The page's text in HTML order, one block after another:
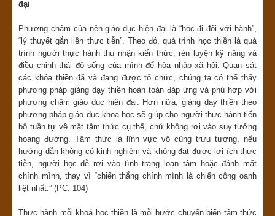
đại
Phương châm của nền giáo dục hiện đại là “học đi đôi với hành”,
“lý thuyết gắn liền thực tiễn”. Theo đó, quá trình học thiền là quá
trình người thực hành thu nhận kiến thức, rèn luyện kỹ năng và
điều chỉnh thái độ sống của mình để hòa nhập xã hội. Quan sát
các khóa thiền đã và đang được tổ chức, chúng ta có thể thấy
phương pháp giảng dạy thiền hoàn toàn đáp ứng và phù hợp với
phương châm giáo dục hiện đại. Hơn nữa, giảng dạy thiền theo
phương pháp giáo dục khoa học sẽ giúp cho người thực hành tiến
bộ tuần tự về mặt tâm thức cụ thể, chứ không rơi vào suy tưởng
hoang đường. Tâm thức là lĩnh vực vô cùng trừu tượng, nếu
hướng dẫn không có kinh nghiệm và không đạt được lợi ích thực
tiễn, người học dễ rơi vào tình trạng loạn tâm hoặc đánh mất
chính mình, thay vì “chiến thắng chính mình là chiến công oanh
liệt nhất.” (PC. 104)
Thực hành mỗi khoá học thiền là mỗi bước chuyển biến tâm thức